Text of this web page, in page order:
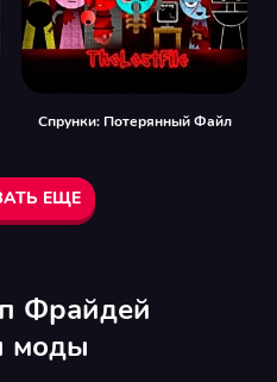
Спрунки: Потерянный Файл
ЕЩЕ
Фрайдей
моды